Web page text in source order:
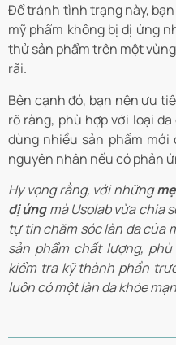
Để tránh tình trạng này,
mỹ phẩm không bị dị ứng
thử sản phẩm trên một
rãi.
Bên cạnh đó, bạn nên ưu
rõ ràng, phù hợp với loại
dùng nhiều sản phẩm mới
nguyên nhân nếu có phản
Hy vọng rằng, với những
dị ứngmà Usolab vừa chia
tự tin chăm sóc làn da của
sản phẩm chất lượng,
kiểm tra kỹ thành phần
luôn có một làn da khỏe